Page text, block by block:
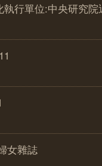
執行單位:中央研究
女雜誌